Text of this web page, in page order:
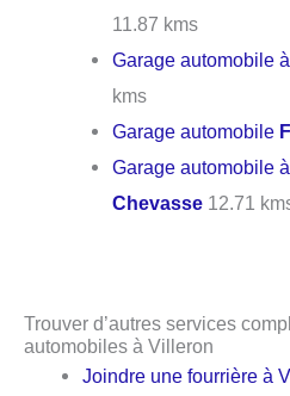
11.87 kms
Garage automobile à
kms
Garage automobile
Garage automobile
Chevasse 12.71
Trouver d’autres services
automobiles à Villeron
Joindre une fourrière à